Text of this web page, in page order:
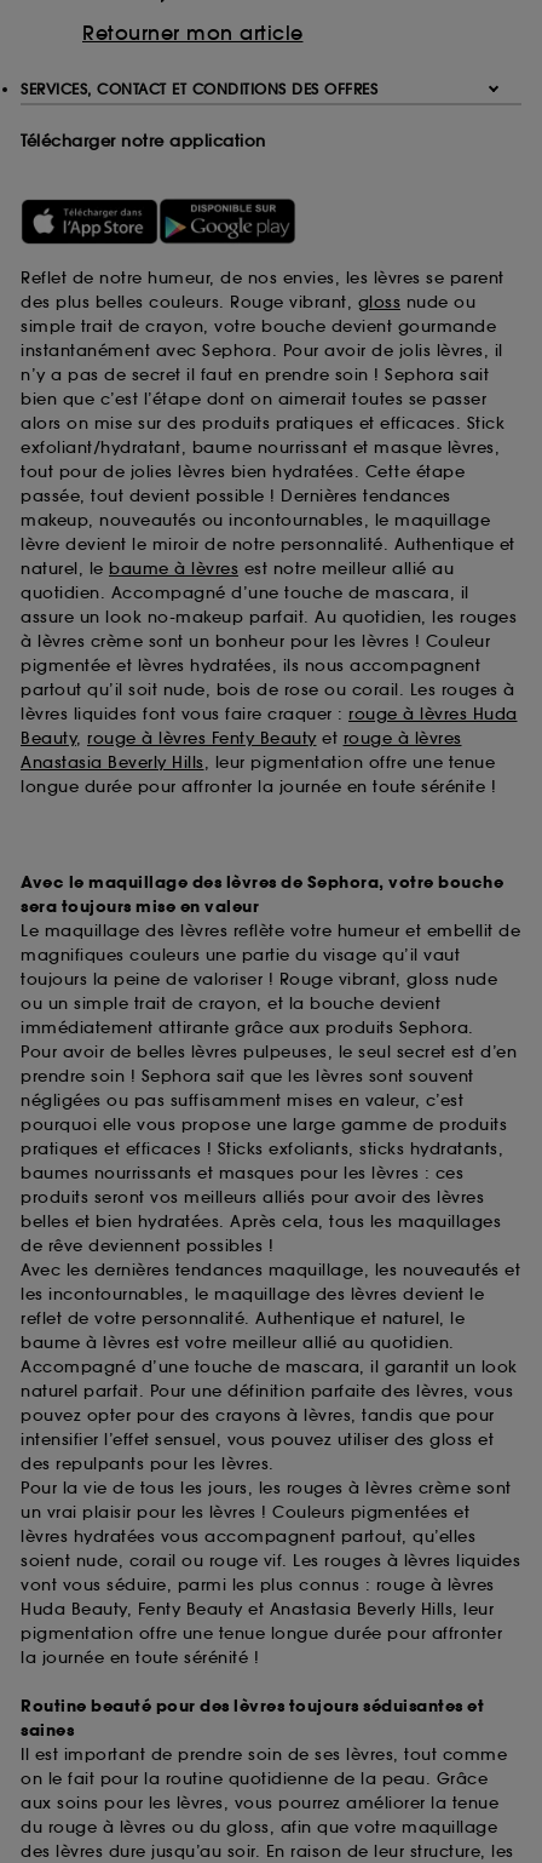
Retourner mon article
SERVICES, CONTACT ET CONDITIONS DES OFFRES
Télécharger notre application
Reflet de notre humeur, de nos envies, les lèvres se parent
des plus belles couleurs. Rouge vibrant, gloss nude ou
simple trait de crayon, votre bouche devient gourmande
instantanément avec Sephora. Pour avoir de jolis lèvres, il
n’y a pas de secret il faut en prendre soin ! Sephora sait
bien que c’est l’étape dont on aimerait toutes se passer
alors on mise sur des produits pratiques et efficaces. Stick
exfoliant/hydratant, baume nourrissant et masque lèvres,
tout pour de jolies lèvres bien hydratées. Cette étape
passée, tout devient possible ! Dernières tendances
makeup, nouveautés ou incontournables, le maquillage
lèvre devient le miroir de notre personnalité. Authentique et
naturel, le baume à lèvres est notre meilleur allié au
quotidien. Accompagné d’une touche de mascara, il
assure un look no-makeup parfait. Au quotidien, les rouges
à lèvres crème sont un bonheur pour les lèvres ! Couleur
pigmentée et lèvres hydratées, ils nous accompagnent
partout qu’il soit nude, bois de rose ou corail. Les rouges à
lèvres liquides font vous faire craquer : rouge à lèvres Huda
Beauty, rouge à lèvres Fenty Beauty et rouge à lèvres
Anastasia Beverly Hills, leur pigmentation offre une tenue
longue durée pour affronter la journée en toute sérénite !
Avec le maquillage des lèvres de Sephora, votre bouche
sera toujours mise en valeur
Le maquillage des lèvres reflète votre humeur et embellit de
magnifiques couleurs une partie du visage qu’il vaut
toujours la peine de valoriser ! Rouge vibrant, gloss nude
ou un simple trait de crayon, et la bouche devient
immédiatement attirante grâce aux produits Sephora.
Pour avoir de belles lèvres pulpeuses, le seul secret est d’en
prendre soin ! Sephora sait que les lèvres sont souvent
négligées ou pas suffisamment mises en valeur, c’est
pourquoi elle vous propose une large gamme de produits
pratiques et efficaces ! Sticks exfoliants, sticks hydratants,
baumes nourrissants et masques pour les lèvres : ces
produits seront vos meilleurs alliés pour avoir des lèvres
belles et bien hydratées. Après cela, tous les maquillages
de rêve deviennent possibles !
Avec les dernières tendances maquillage, les nouveautés et
les incontournables, le maquillage des lèvres devient le
reflet de votre personnalité. Authentique et naturel, le
baume à lèvres est votre meilleur allié au quotidien.
Accompagné d’une touche de mascara, il garantit un look
naturel parfait. Pour une définition parfaite des lèvres, vous
pouvez opter pour des crayons à lèvres, tandis que pour
intensifier l’effet sensuel, vous pouvez utiliser des gloss et
des repulpants pour les lèvres.
Pour la vie de tous les jours, les rouges à lèvres crème sont
un vrai plaisir pour les lèvres ! Couleurs pigmentées et
lèvres hydratées vous accompagnent partout, qu’elles
soient nude, corail ou rouge vif. Les rouges à lèvres liquides
vont vous séduire, parmi les plus connus : rouge à lèvres
Huda Beauty, Fenty Beauty et Anastasia Beverly Hills, leur
pigmentation offre une tenue longue durée pour affronter
la journée en toute sérénité !
Routine beauté pour des lèvres toujours séduisantes et
saines
Il est important de prendre soin de ses lèvres, tout comme
on le fait pour la routine quotidienne de la peau. Grâce
aux soins pour les lèvres, vous pourrez améliorer la tenue
du rouge à lèvres ou du gloss, afin que votre maquillage
des lèvres dure jusqu’au soir. En raison de leur structure, les